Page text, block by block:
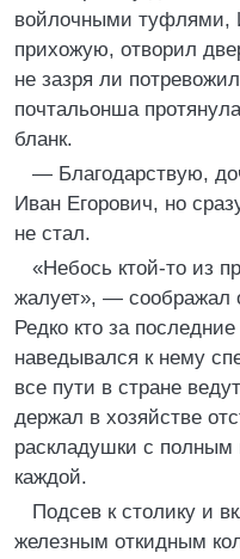
войлочными туфлями,
прихожую, отворил
не зазря ли
почтальонша
бланк.
— Благодарствую,
Иван Егорович, но
не стал.
«Небось ктой-то из
жалует», — соображал
Редко кто за
наведывался к нему
все пути в стране
держал в хозяйстве
раскладушки с
каждой.
Подсев к столику и
железным откидным